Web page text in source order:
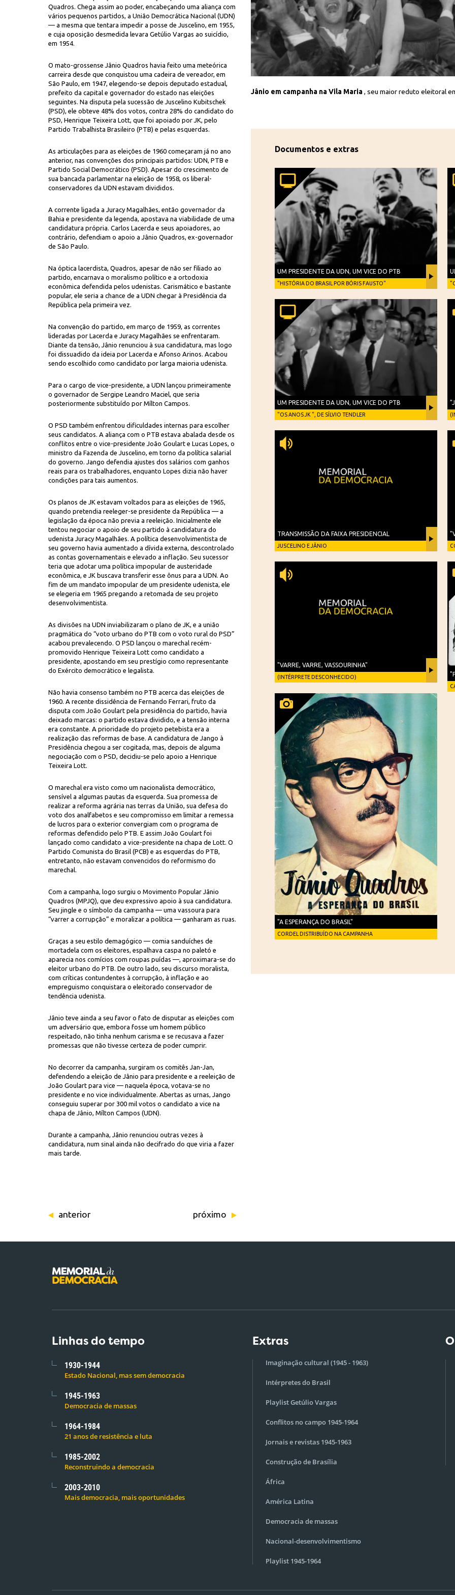
Quadros. Chega assim ao poder, encabeçando uma aliança com
vários pequenos partidos, a União Democrática Nacional (UDN)
— a mesma que tentara impedir a posse de Juscelino, em 1955,
e cuja oposição desmedida levara Getúlio Vargas ao suicídio,
em 1954.
O mato-grossense Jânio Quadros havia feito uma meteórica
carreira desde que conquistou uma cadeira de vereador, em
São Paulo, em 1947, elegendo-se depois deputado estadual,
prefeito da capital e governador do estado nas eleições
seguintes. Na disputa pela sucessão de Juscelino Kubitschek
(PSD), ele obteve 48% dos votos, contra 28% do candidato do
PSD, Henrique Teixeira Lott, que foi apoiado por JK, pelo
Partido Trabalhista Brasileiro (PTB) e pelas esquerdas.
As articulações para as eleições de 1960 começaram já no ano
anterior, nas convenções dos principais partidos: UDN, PTB e
Partido Social Democrático (PSD). Apesar do crescimento de
sua bancada parlamentar na eleição de 1958, os liberal-
conservadores da UDN estavam divididos.
A corrente ligada a Juracy Magalhães, então governador da
Bahia e presidente da legenda, apostava na viabilidade de uma
candidatura própria. Carlos Lacerda e seus apoiadores, ao
contrário, defendiam o apoio a Jânio Quadros, ex-governador
de São Paulo.
Na óptica lacerdista, Quadros, apesar de não ser filiado ao
partido, encarnava o moralismo político e a ortodoxia
econômica defendida pelos udenistas. Carismático e bastante
popular, ele seria a chance de a UDN chegar à Presidência da
República pela primeira vez.
Na convenção do partido, em março de 1959, as correntes
lideradas por Lacerda e Juracy Magalhães se enfrentaram.
Diante da tensão, Jânio renunciou à sua candidatura, mas logo
foi dissuadido da ideia por Lacerda e Afonso Arinos. Acabou
sendo escolhido como candidato por larga maioria udenista.
Para o cargo de vice-presidente, a UDN lançou primeiramente
o governador de Sergipe Leandro Maciel, que seria
posteriormente substituído por Mílton Campos.
O PSD também enfrentou dificuldades internas para escolher
seus candidatos. A aliança com o PTB estava abalada desde os
conflitos entre o vice-presidente João Goulart e Lucas Lopes, o
ministro da Fazenda de Juscelino, em torno da política salarial
do governo. Jango defendia ajustes dos salários com ganhos
reais para os trabalhadores, enquanto Lopes dizia não haver
condições para tais aumentos.
Os planos de JK estavam voltados para as eleições de 1965,
quando pretendia reeleger-se presidente da República — a
legislação da época não previa a reeleição. Inicialmente ele
tentou negociar o apoio de seu partido à candidatura do
udenista Juracy Magalhães. A política desenvolvimentista de
seu governo havia aumentado a dívida externa, descontrolado
as contas governamentais e elevado a inflação. Seu sucessor
teria que adotar uma política impopular de austeridade
econômica, e JK buscava transferir esse ônus para a UDN. Ao
fim de um mandato impopular de um presidente udenista, ele
se elegeria em 1965 pregando a retomada de seu projeto
desenvolvimentista.
As divisões na UDN inviabilizaram o plano de JK, e a união
pragmática do “voto urbano do PTB com o voto rural do PSD”
acabou prevalecendo. O PSD lançou o marechal recém-
promovido Henrique Teixeira Lott como candidato a
presidente, apostando em seu prestígio como representante
do Exército democrático e legalista.
Não havia consenso também no PTB acerca das eleições de
1960. A recente dissidência de Fernando Ferrari, fruto da
disputa com João Goulart pela presidência do partido, havia
deixado marcas: o partido estava dividido, e a tensão interna
era constante. A prioridade do projeto petebista era a
realização das reformas de base. A candidatura de Jango à
Presidência chegou a ser cogitada, mas, depois de alguma
negociação com o PSD, decidiu-se pelo apoio a Henrique
Teixeira Lott.
O marechal era visto como um nacionalista democrático,
sensível a algumas pautas da esquerda. Sua promessa de
realizar a reforma agrária nas terras da União, sua defesa do
voto dos analfabetos e seu compromisso em limitar a remessa
de lucros para o exterior convergiam com o programa de
reformas defendido pelo PTB. E assim João Goulart foi
lançado como candidato a vice-presidente na chapa de Lott. O
Partido Comunista do Brasil (PCB) e as esquerdas do PTB,
entretanto, não estavam convencidos do reformismo do
marechal.
Com a campanha, logo surgiu o Movimento Popular Jânio
Quadros (MPJQ), que deu expressivo apoio à sua candidatura.
Seu jingle e o símbolo da campanha — uma vassoura para
“varrer a corrupção” e moralizar a política — ganharam as ruas.
Graças a seu estilo demagógico — comia sanduíches de
mortadela com os eleitores, espalhava caspa no paletó e
aparecia nos comícios com roupas puídas —, aproximara-se do
eleitor urbano do PTB. De outro lado, seu discurso moralista,
com críticas contundentes à corrupção, à inflação e ao
empreguismo conquistara o eleitorado conservador de
tendência udenista.
Jânio teve ainda a seu favor o fato de disputar as eleições com
um adversário que, embora fosse um homem público
respeitado, não tinha nenhum carisma e se recusava a fazer
promessas que não tivesse certeza de poder cumprir.
No decorrer da campanha, surgiram os comitês Jan-Jan,
defendendo a eleição de Jânio para presidente e a reeleição de
João Goulart para vice — naquela época, votava-se no
presidente e no vice individualmente. Abertas as urnas, Jango
conseguiu superar por 300 mil votos o candidato a vice na
chapa de Jânio, Mílton Campos (UDN).
Durante a campanha, Jânio renunciou outras vezes à
candidatura, num sinal ainda não decifrado do que viria a fazer
mais tarde.
anterior próximo
do Sul, em maio de 1960 Jânio em campanha na Vila Maria, seu maior reduto eleitoral
Documentos e extras
UM PRESIDENTE DA UDN, UM VICE DO PTB
"HISTÓRIA DO BRASIL POR BÓRIS FAUSTO"
UM PRESIDENTE DA UDN, UM VICE DO PTB
"OS ANOS JK ", DE SÍLVIO TENDLER
TRANSMISSÃO DA FAIXA PRESIDENCIAL
JUSCELINO E JÂNIO
"VARRE, VARRE, VASSOURINHA"
(INTÉRPRETE DESCONHECIDO)
"A ESPERANÇA DO BRASIL"
CORDEL DISTRIBUÍDO NA CAMPANHA
Linhas do tempo
1930-1944
Estado Nacional, mas sem democracia
1945-1963
Democracia de massas
1964-1984
21 anos de resistência e luta
1985-2002
Reconstruindo a democracia
2003-2010
Mais democracia, mais oportunidades
Extras
Imaginação cultural (1945 - 1963)
Intérpretes do Brasil
Playlist Getúlio Vargas
Conflitos no campo 1945-1964
Jornais e revistas 1945-1963
Construção de Brasília
África
América Latina
Democracia de massas
Nacional-desenvolvimentismo
Playlist 1945-1964